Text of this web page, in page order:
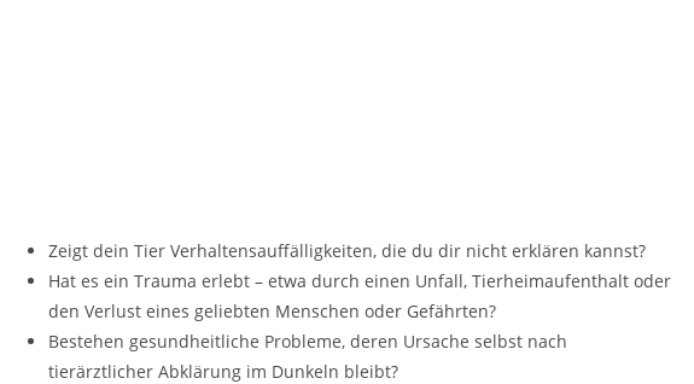
Zeigt dein Tier Verhaltensauffälligkeiten, die du dir nicht erklären kannst?
Hat es ein Trauma erlebt – etwa durch einen Unfall, Tierheimaufenthalt oder
den Verlust eines geliebten Menschen oder Gefährten?
Bestehen gesundheitliche Probleme, deren Ursache selbst nach
tierärztlicher Abklärung im Dunkeln bleibt?